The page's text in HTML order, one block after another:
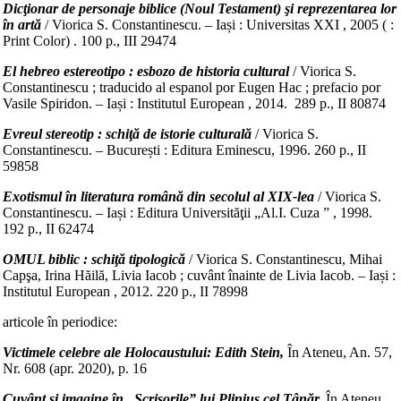
Dicţionar de personaje biblice (Noul Testament) şi reprezentarea lor
în artă / Viorica S. Constantinescu. – Iași : Universitas XXI , 2005 ( :
Print Color) . 100 p., III 29474
El hebreo estereotipo : esbozo de historia cultural/ Viorica S.
Constantinescu ; traducido al espanol por Eugen Hac ; prefacio por
Vasile Spiridon. – Iași : Institutul European , 2014. 289 p., II 80874
Evreul stereotip : schiţă de istorie culturală / Viorica S.
Constantinescu. – București : Editura Eminescu, 1996. 260 p., II
59858
Exotismul în literatura română din secolul al XIX-lea / Viorica S.
Constantinescu. – Iași : Editura Universităţii „Al.I. Cuza ” , 1998.
192 p., II 62474
OMUL biblic : schiţă tipologică / Viorica S. Constantinescu, Mihai
Capşa, Irina Hăilă, Livia Iacob ; cuvânt înainte de Livia Iacob. – Iași :
Institutul European , 2012. 220 p., II 78998
articole în periodice:
Victimele celebre ale Holocaustului: Edith Stein, În Ateneu, An. 57,
Nr. 608 (apr. 2020), p. 16